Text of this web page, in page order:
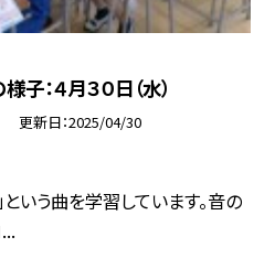
：４月３０日（水）
更新日 2025/04/30
いう曲を学習しています。音の